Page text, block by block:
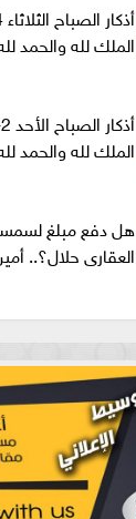
الملك لله والحمد
الملك لله والحمد
هل دفع مبلغ
العقارى حلال؟..